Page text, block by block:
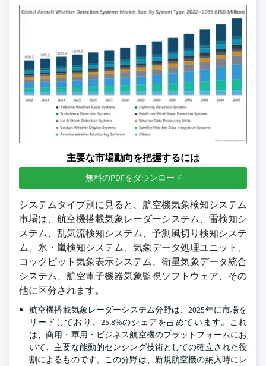
主要な市場動向を把握するには
無料のPDFをダウンロード
システムタイプ別に見ると、航空機気象検知システム
市場は、航空機搭載気象レーダーシステム、雷検知シ
ステム、乱気流検知システム、予測風切り検知システ
ム、氷・嵐検知システム、気象データ処理ユニット、
コックピット気象表示システム、衛星気象データ統合
システム、航空電子機器気象監視ソフトウェア、その
他に区分されます。
航空機搭載気象レーダーシステム分野は、2025年に市場を
リードしており、25.8%のシェアを占めています。これ
は、商用・軍用・ビジネス航空機のプラットフォームにお
いて、主要な能動的センシング技術としての確立された役
割によるものです。この分野は、新規航空機の納入時にレ